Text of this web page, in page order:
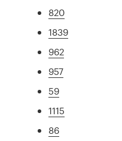
820
1839
962
957
59
1115
86